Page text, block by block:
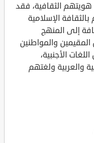
الثقافية، فقد
الإسلامية
إلى المنهج
والمواطنين
الأجنبية،
والعربية ولغتهم